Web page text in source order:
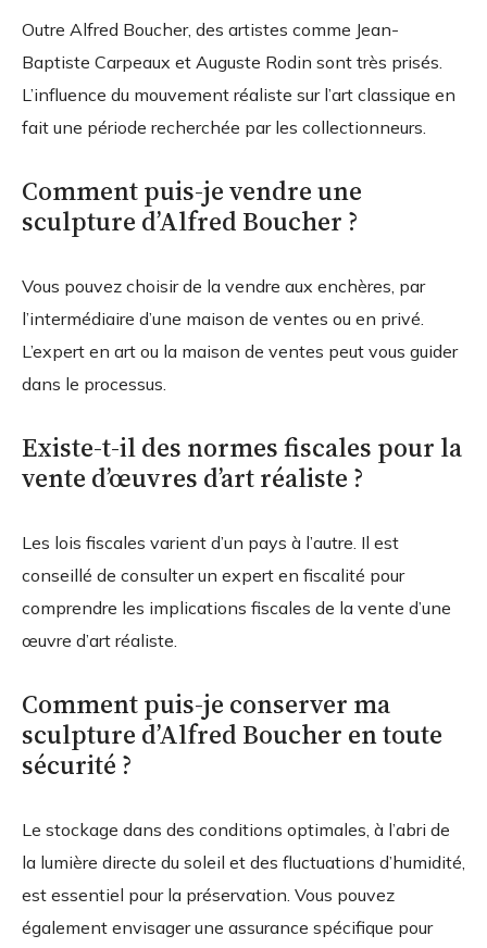
Outre Alfred Boucher, des artistes comme Jean-
Baptiste Carpeaux et Auguste Rodin sont très prisés.
L’influence du mouvement réaliste sur l’art classique en
fait une période recherchée par les collectionneurs.
Comment puis-je vendre une
sculpture d’Alfred Boucher ?
Vous pouvez choisir de la vendre aux enchères, par
l’intermédiaire d’une maison de ventes ou en privé.
L’expert en art ou la maison de ventes peut vous guider
dans le processus.
Existe-t-il des normes fiscales pour la
vente d’œuvres d’art réaliste ?
Les lois fiscales varient d’un pays à l’autre. Il est
conseillé de consulter un expert en fiscalité pour
comprendre les implications fiscales de la vente d’une
œuvre d’art réaliste.
Comment puis-je conserver ma
sculpture d’Alfred Boucher en toute
sécurité ?
Le stockage dans des conditions optimales, à l’abri de
la lumière directe du soleil et des fluctuations d’humidité,
est essentiel pour la préservation. Vous pouvez
également envisager une assurance spécifique pour